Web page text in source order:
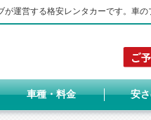
運営する格安レンタカーです。車
車種・料金 安